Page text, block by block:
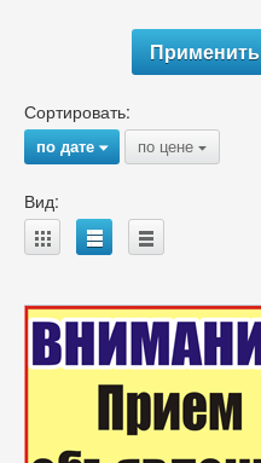
Сортировать:
по дате{ по цене {
Вид:
A B C